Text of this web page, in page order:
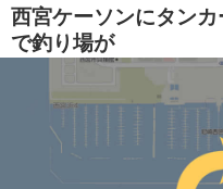
西宮ケーソンにタン
で釣り場が